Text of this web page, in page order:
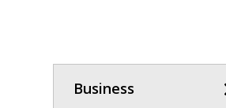
Business